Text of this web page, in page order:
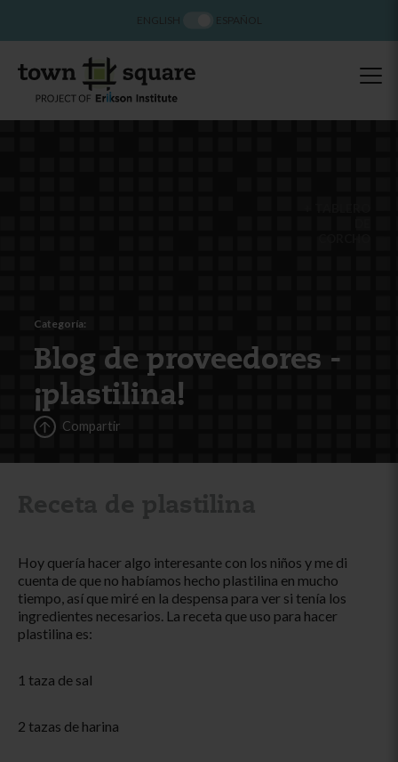
Categoría:
Blog de proveedores -
¡plastilina!
Compartir
Hoy quería hacer algo interesante con los niños y me di
cuenta de que no habíamos hecho plastilina en mucho
tiempo, así que miré en la despensa para ver si tenía los
ingredientes necesarios. La receta que uso para hacer
plastilina es:
1 taza de sal
2 tazas de harina
ENGLISH ESPAÑOL